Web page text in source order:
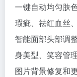
一键自动均匀肤
瑕疵、祛红血丝
智能面部头部调
身美型、笑容管
图片背景修复和